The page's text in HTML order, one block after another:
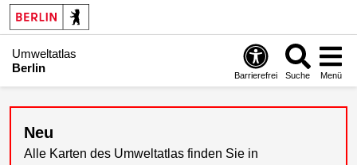
Umweltatlas
Berlin
Barrierefrei Suche Menü
Neu
Alle Karten des Umweltatlas finden Sie in